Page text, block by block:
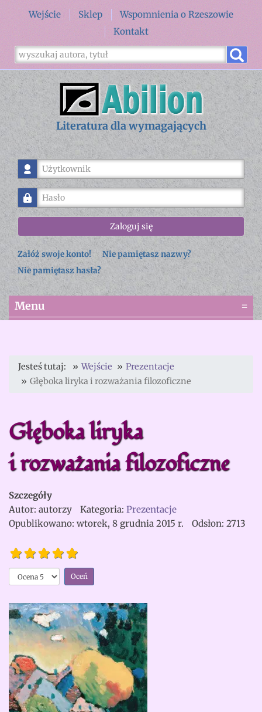
Wejście Sklep
Wspomnienia o Rzeszowie
Kontakt
Literatura dla wymagających
Użytkownik
Hasło
Zaloguj się
Załóż swoje konto!
Nie pamiętasz nazwy?
Nie pamiętasz hasła?
Menu ≡
Jesteś tutaj: Wejście
Prezentacje
Głęboka liryka i rozważania filozoficzne
Głęboka liryka
i rozważania filozoficzne
Szczegóły
Autor: autorzy Kategoria: Prezentacje
Opublikowano: wtorek, 8 grudnia 2015 r.
Odsłon: 2713
Głęboka
liryka i
rozważania
filozoficzne
Opinia
czytelników: 5/5
Proszę,